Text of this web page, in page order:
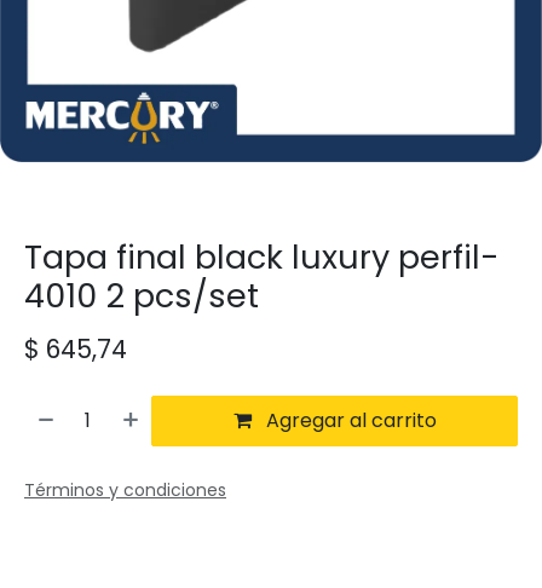
Tapa final black luxury perfil-
4010 2 pcs/set
$ 645,74
Agregar al carrito
Términos y condiciones